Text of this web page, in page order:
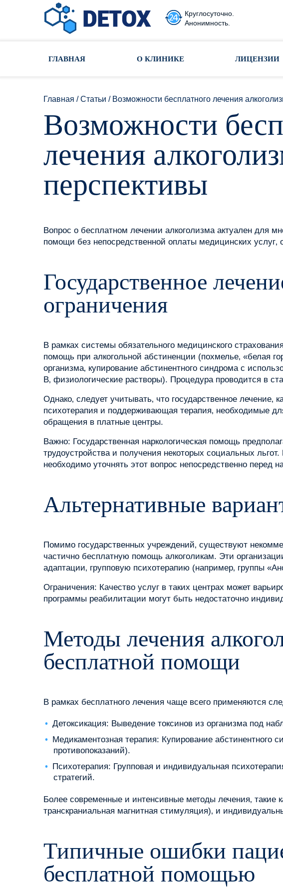
Круглосуточно.
Анонимность.
ГЛАВНАЯ О КЛИНИКЕ ЛИЦЕНЗИИ
Главная /Статьи / Возможности бесплатного лечения
Возможности
лечения
перспективы
Вопрос о бесплатном лечении алкоголизма актуален для
помощи без непосредственной оплаты медицинских
Государственное
ограничения
В рамках системы обязательного медицинского
помощь при алкогольной абстиненции (похмелье‚ «белая
организма‚ купирование абстинентного синдрома с
B‚ физиологические растворы). Процедура проводится в
Однако‚ следует учитывать‚ что государственное
психотерапия и поддерживающая терапия‚ необходимые
обращения в платные центры.
Важно: Государственная наркологическая помощь
трудоустройства и получения некоторых социальных
необходимо уточнять этот вопрос непосредственно перед
Альтернативные
Помимо государственных учреждений‚ существуют
частично бесплатную помощь алкоголикам. Эти
адаптации‚ групповую психотерапию (например‚ группы
Ограничения: Качество услуг в таких центрах может
программы реабилитации могут быть недостаточно
Методы лечения
бесплатной помощи
В рамках бесплатного лечения чаще всего применяются
Детоксикация: Выведение токсинов из организма под
Медикаментозная терапия: Купирование абстинентного
противопоказаний).
Психотерапия: Групповая и индивидуальная
стратегий.
Более современные и интенсивные методы лечения‚ такие
транскраниальная магнитная стимуляция)‚ и
Типичные ошибки
бесплатной помощью